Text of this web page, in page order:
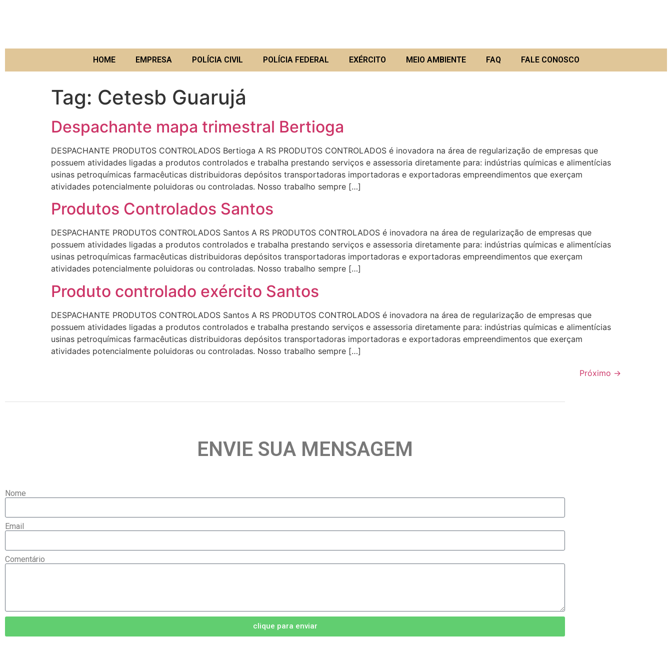
HOME EMPRESA POLÍCIA CIVIL POLÍCIA FEDERAL EXÉRCITO MEIO AMBIENTE FAQ FALE CONOSCO
Tag: Cetesb Guarujá
Despachante mapa trimestral Bertioga
DESPACHANTE PRODUTOS CONTROLADOS Bertioga A RS PRODUTOS CONTROLADOS é inovadora na área de regularização de empresas que
possuem atividades ligadas a produtos controlados e trabalha prestando serviços e assessoria diretamente para: indústrias químicas e alimentícias
usinas petroquímicas farmacêuticas distribuidoras depósitos transportadoras importadoras e exportadoras empreendimentos que exerçam
atividades potencialmente poluidoras ou controladas. Nosso trabalho sempre […]
Produtos Controlados Santos
DESPACHANTE PRODUTOS CONTROLADOS Santos A RS PRODUTOS CONTROLADOS é inovadora na área de regularização de empresas que
possuem atividades ligadas a produtos controlados e trabalha prestando serviços e assessoria diretamente para: indústrias químicas e alimentícias
usinas petroquímicas farmacêuticas distribuidoras depósitos transportadoras importadoras e exportadoras empreendimentos que exerçam
atividades potencialmente poluidoras ou controladas. Nosso trabalho sempre […]
Produto controlado exército Santos
DESPACHANTE PRODUTOS CONTROLADOS Santos A RS PRODUTOS CONTROLADOS é inovadora na área de regularização de empresas que
possuem atividades ligadas a produtos controlados e trabalha prestando serviços e assessoria diretamente para: indústrias químicas e alimentícias
usinas petroquímicas farmacêuticas distribuidoras depósitos transportadoras importadoras e exportadoras empreendimentos que exerçam
atividades potencialmente poluidoras ou controladas. Nosso trabalho sempre […]
Próximo →
ENVIE SUA MENSAGEM
Nome
Email
Comentário
clique para enviar